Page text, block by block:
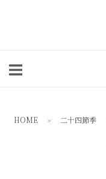
HOME » 二十四節季